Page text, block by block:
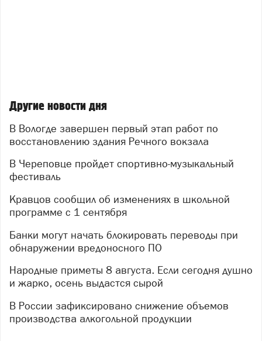
Другие новости дня
В Вологде завершен первый этап работ по
восстановлению здания Речного вокзала
В Череповце пройдет спортивно-музыкальный
фестиваль
Кравцов сообщил об изменениях в школьной
программе с 1 сентября
Банки могут начать блокировать переводы при
обнаружении вредоносного ПО
Народные приметы 8 августа. Если сегодня душно
и жарко, осень выдастся сырой
В России зафиксировано снижение объемов
производства алкогольной продукции